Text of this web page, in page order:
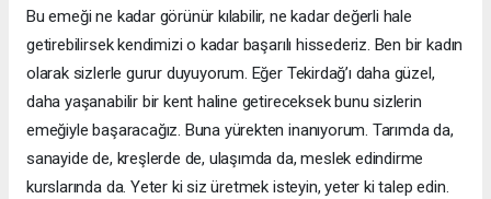
Bu emeği ne kadar görünür kılabilir, ne kadar değerli hale
getirebilirsek kendimizi o kadar başarılı hissederiz. Ben bir kadın
olarak sizlerle gurur duyuyorum. Eğer Tekirdağ’ı daha güzel,
daha yaşanabilir bir kent haline getireceksek bunu sizlerin
emeğiyle başaracağız. Buna yürekten inanıyorum. Tarımda da,
sanayide de, kreşlerde de, ulaşımda da, meslek edindirme
kurslarında da. Yeter ki siz üretmek isteyin, yeter ki talep edin.